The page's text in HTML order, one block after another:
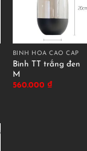
BÌNH HOA CAO CẤP
Bình TT trắng đen
M
560.000 ₫